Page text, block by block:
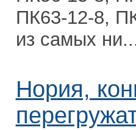
ПК63-12-8,
из самых
Нория,